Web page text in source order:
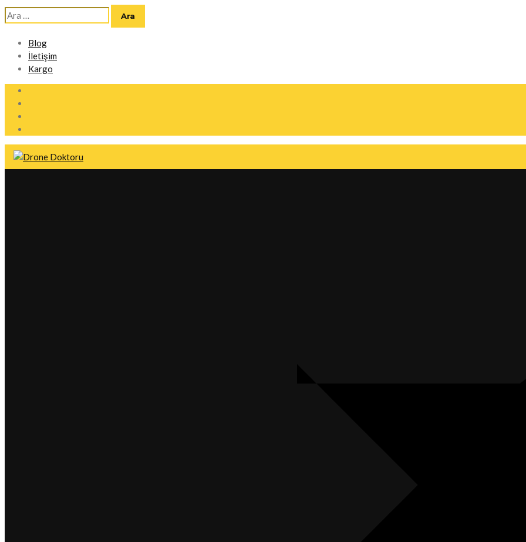
Arama:
Blog
İletişim
Kargo